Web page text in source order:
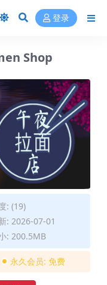
登录
Shop
: (19)
: 2026-07-01
: 200.5MB
永久会员: 免费